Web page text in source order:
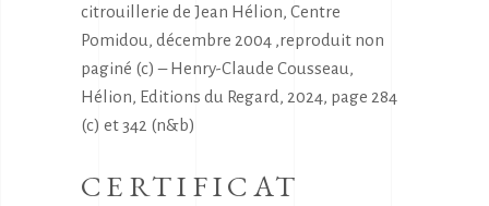
citrouillerie de Jean Hélion, Centre
Pomidou, décembre 2004 ,reproduit non
paginé (c) – Henry-Claude Cousseau,
Hélion, Editions du Regard, 2024, page 284
(c) et 342 (n&b)
CERTIFICAT